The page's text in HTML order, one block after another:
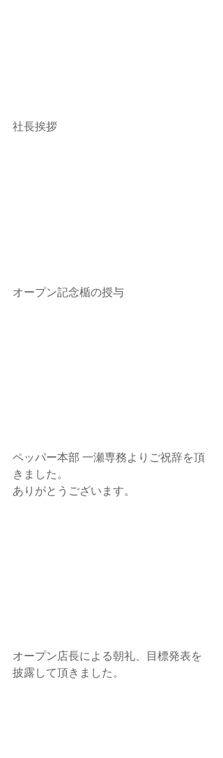
社長挨拶
オープン記念楯の授与
ペッパー本部 一瀬専務よりご祝辞を頂
きました。
ありがとうございます。
オープン店長による朝礼、目標発表を
披露して頂きました。